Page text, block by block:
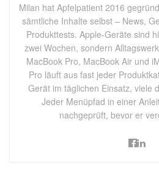
Milan hat Apfelpatient 2016
sämtliche Inhalte selbst – News,
Produkttests. Apple-Geräte sind
zwei Wochen, sondern
MacBook Pro, MacBook Air und
Pro läuft aus fast jeder
Gerät im täglichen Einsatz, viele
Jeder Menüpfad in einer
nachgeprüft, bevor er